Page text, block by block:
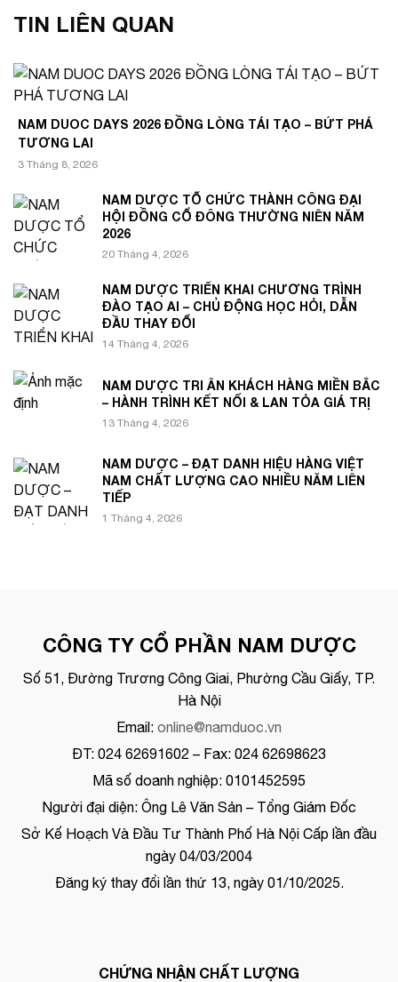
TIN LIÊN QUAN
NAM DUOC DAYS 2026 ĐỒNG LÒNG TÁI TẠO – BỨT PHÁ
TƯƠNG LAI
3 Tháng 8, 2026
NAM DƯỢC TỔ CHỨC THÀNH CÔNG ĐẠI
HỘI ĐỒNG CỔ ĐÔNG THƯỜNG NIÊN NĂM
2026
20 Tháng 4, 2026
NAM DƯỢC TRIỂN KHAI CHƯƠNG TRÌNH
ĐÀO TẠO AI – CHỦ ĐỘNG HỌC HỎI, DẪN
ĐẦU THAY ĐỔI
14 Tháng 4, 2026
NAM DƯỢC TRI ÂN KHÁCH HÀNG MIỀN BẮC
– HÀNH TRÌNH KẾT NỐI & LAN TỎA GIÁ TRỊ
13 Tháng 4, 2026
NAM DƯỢC – ĐẠT DANH HIỆU HÀNG VIỆT
NAM CHẤT LƯỢNG CAO NHIỀU NĂM LIÊN
TIẾP
1 Tháng 4, 2026
CÔNG TY CỔ PHẦN NAM DƯỢC
Số 51, Đường Trương Công Giai, Phường Cầu Giấy, TP.
Hà Nội
Email: online@namduoc.vn
ĐT: 024 62691602 – Fax: 024 62698623
Mã số doanh nghiệp: 0101452595
Người đại diện: Ông Lê Văn Sản – Tổng Giám Đốc
Sở Kế Hoạch Và Đầu Tư Thành Phố Hà Nội Cấp lần đầu
ngày 04/03/2004
Đăng ký thay đổi lần thứ 13, ngày 01/10/2025.
CHỨNG NHẬN CHẤT LƯỢNG